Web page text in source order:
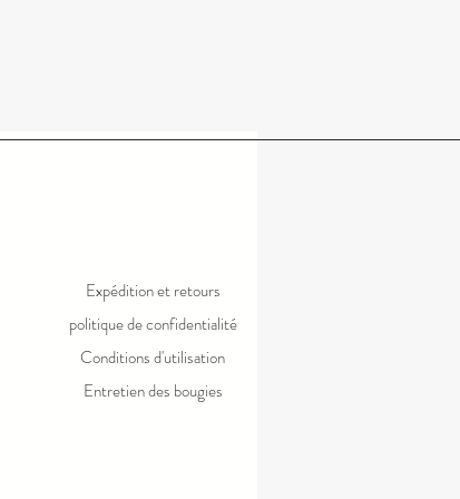
Expédition et retours
politique de confidentialité
Conditions d'utilisation
Entretien des bougies